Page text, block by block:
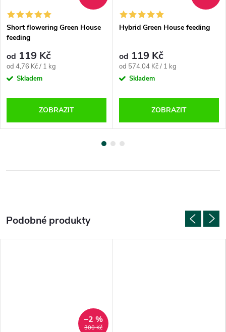
Short flowering Green House
feeding
od 119 Kč
Měrná
cena:
od 4,76 Kč / 1 kg
Skladem
ZOBRAZIT
Hybrid Green House feeding
od 119 Kč
Měrná
cena:
od 574,04 Kč / 1 kg
Skladem
ZOBRAZIT
300 Kč
–2 %